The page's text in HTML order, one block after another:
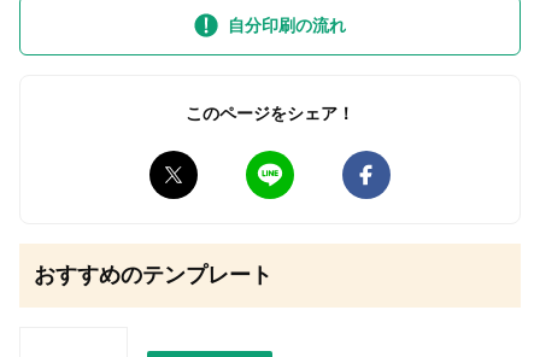
自分印刷の流れ
このページをシェア！
おすすめのテンプレート